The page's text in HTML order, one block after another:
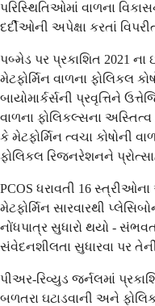
પરિસ્થિતિઓમાં વાળના
દર્દીઓની અપેક્ષા કરતાં
પબ્મેડ પર પ્રકાશિત 2021
મેટફોર્મિન વાળના ફોલિકલ
બાયોમાર્કર્સની પ્રવૃત્તિને
વાળના ફોલિકલ્સના અસ્તિત્વ
કે મેટફોર્મિન ત્વચા કોષોની
ફોલિકલ રિજનરેશનને
PCOS ધરાવતી 16
મેટફોર્મિન સારવારથી
નોંધપાત્ર સુધારો થયો -
સંવેદનશીલતા સુધારવા પર
પીઅર-રિવ્યુડ જર્નલમાં
બળતરા ઘટાડવાની અને